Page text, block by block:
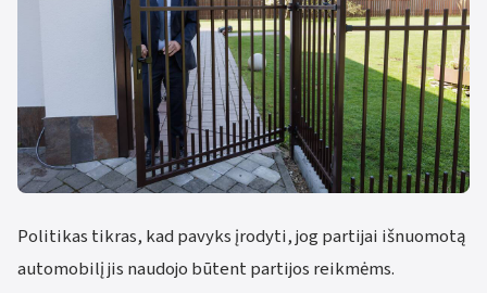
Politikas tikras, kad pavyks įrodyti, jog partijai išnuomotą
automobilį jis naudojo būtent partijos reikmėms.